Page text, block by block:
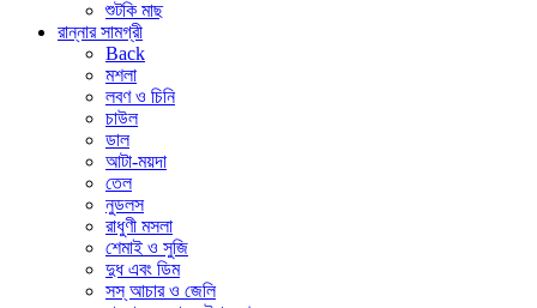
শুটকি মাছ
রান্নার সামগ্রী
Back
মশলা
লবণ ও চিনি
চাউল
ডাল
আটা-ময়দা
তেল
নুডলস
রাধুণী মসলা
শেমাই ও সুজি
দুধ এবং ডিম
সস্ আচার ও জেলি